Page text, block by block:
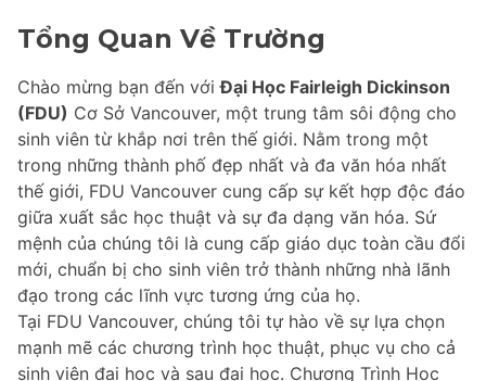
Tổng Quan Về Trường
Chào mừng bạn đến vớiĐại Học Fairleigh Dickinson
(FDU) Cơ Sở Vancouver, một trung tâm sôi động cho
sinh viên từ khắp nơi trên thế giới. Nằm trong một
trong những thành phố đẹp nhất và đa văn hóa nhất
thế giới, FDU Vancouver cung cấp sự kết hợp độc đáo
giữa xuất sắc học thuật và sự đa dạng văn hóa. Sứ
mệnh của chúng tôi là cung cấp giáo dục toàn cầu đổi
mới, chuẩn bị cho sinh viên trở thành những nhà lãnh
đạo trong các lĩnh vực tương ứng của họ.
Tại FDU Vancouver, chúng tôi tự hào về sự lựa chọn
mạnh mẽ các chương trình học thuật, phục vụ cho cả
sinh viên đại học và sau đại học. Chương Trình Học